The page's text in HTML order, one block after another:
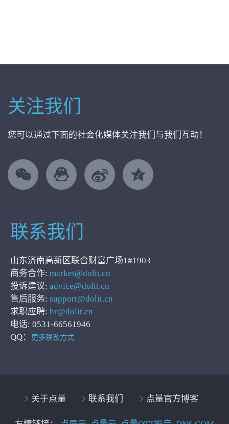
关注我们
您可以通过下面的社会化媒体关注我们与我们互动！
联系我们
山东济南高新区联合财富广场1#1903
商务合作: market@dolit.cn
投诉建议: advice@dolit.cn
售后服务: support@dolit.cn
求职应聘: hr@dolit.cn
电话: 0531-66561946
QQ：
更多联系方式
关于点量 联系我们 点量官方博客